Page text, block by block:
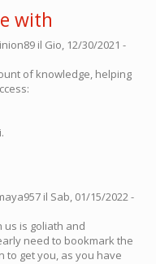
with
il Gio, 12/30/2021 -
of knowledge, helping
il Sab, 01/15/2022 -
us is goliath and
need to bookmark the
to get you, as you have